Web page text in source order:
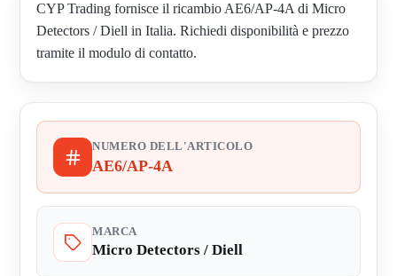
CYP Trading fornisce il ricambio AE6/AP-4A di Micro
Detectors / Diell in Italia. Richiedi disponibilità e prezzo
tramite il modulo di contatto.
NUMERO DELL'ARTICOLO
AE6/AP-4A
MARCA
Micro Detectors / Diell